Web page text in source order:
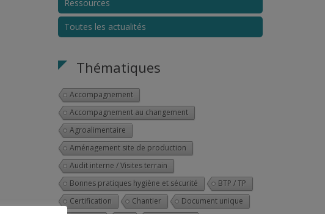
Ressources
Toutes les actualités
Thématiques
Accompagnement
Accompagnement au changement
Agroalimentaire
Aménagement site de production
Audit interne / Visites terrain
Bonnes pratiques hygiène et sécurité
BTP / TP
Certification
Chantier
Document unique